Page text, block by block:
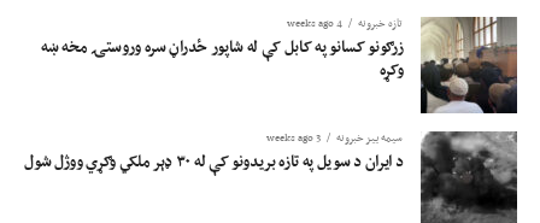
تازه خبرونه 4 weeks ago
زرګونو کسانو په کابل کې له شاپور ځدراڼ سره وروستۍ مخه ښه
وکړه
سیمه ییز خبرونه 3 weeks ago
د ایران د سویل په تازه بریدونو کې له ۳۰ ډېر ملکي وګړي ووژل شول